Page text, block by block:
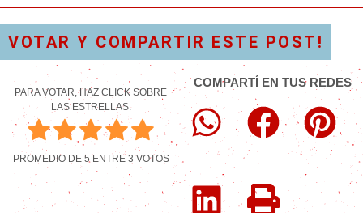
VOTAR Y COMPARTIR ESTE POST!
PARA VOTAR, HAZ CLICK SOBRE
LAS ESTRELLAS.
PROMEDIO DE5ENTRE 3 VOTOS
COMPARTÍ EN TUS REDES